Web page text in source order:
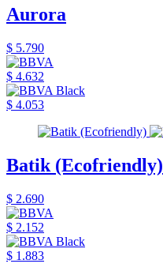
Aurora
$ 5.790
$ 4.632
$ 4.053
Batik (Ecofriendly)
$ 2.690
$ 2.152
$ 1.883